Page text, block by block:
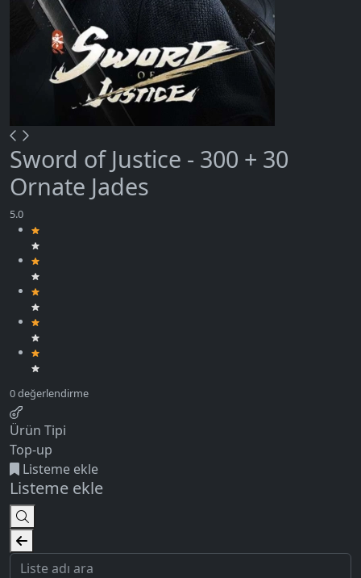
Sword of Justice - 300 + 30
Ornate Jades
Ürün Tipi
Top-up
Listeme ekle
Listeme ekle